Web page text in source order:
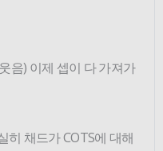
음) 이제 셉이 다 가져가
히 채드가 COTS에 대해